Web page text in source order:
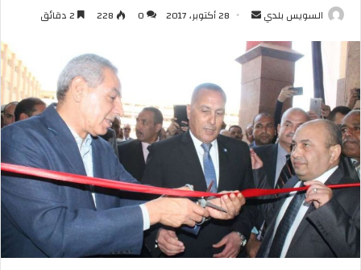
السويس بلدي
أرسل
إلكترونيا
28 أكتوبر، 2017 0
228